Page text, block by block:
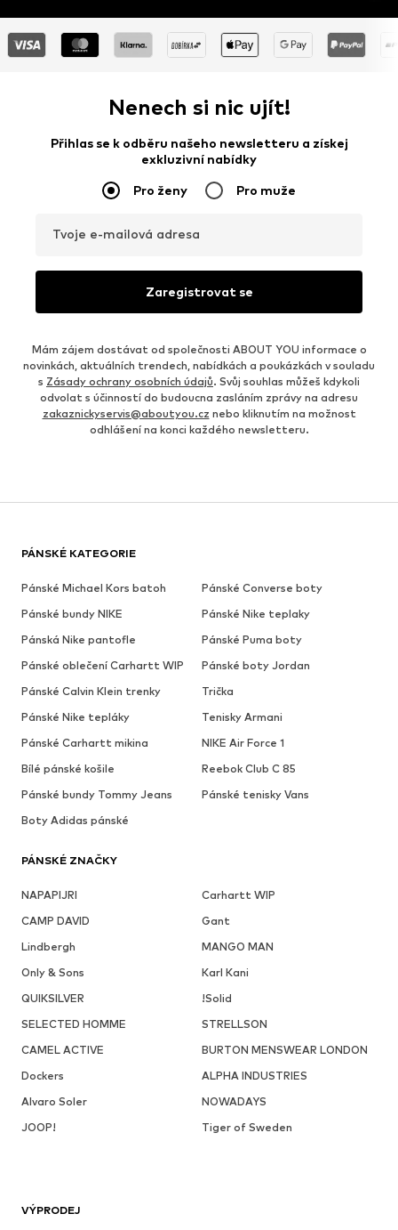
Nenech si nic ujít!
Přihlas se k odběru našeho newsletteru a získej
exkluzivní nabídky
Pro ženy Pro muže
Tvoje e-mailová adresa
Zaregistrovat se
Mám zájem dostávat od společnosti ABOUT YOU informace o
novinkách, aktuálních trendech, nabídkách a poukázkách v souladu
s Zásady ochrany osobních údajů. Svůj souhlas můžeš kdykoli
odvolat s účinností do budoucna zasláním zprávy na adresu
zakaznickyservis@aboutyou.cz nebo kliknutím na možnost
odhlášení na konci každého newsletteru.
PÁNSKÉ KATEGORIE
Pánské Michael Kors batoh
Pánské Converse boty
Pánské bundy NIKE
Pánské Nike teplaky
Pánská Nike pantofle
Pánské Puma boty
Pánské oblečení Carhartt WIP
Pánské boty Jordan
Pánské Calvin Klein trenky
Trička
Pánské Nike tepláky
Tenisky Armani
Pánské Carhartt mikina
NIKE Air Force 1
Bílé pánské košile
Reebok Club C 85
Pánské bundy Tommy Jeans
Pánské tenisky Vans
Boty Adidas pánské
PÁNSKÉ ZNAČKY
NAPAPIJRI
Carhartt WIP
CAMP DAVID
Gant
Lindbergh
MANGO MAN
Only & Sons
Karl Kani
QUIKSILVER
!Solid
SELECTED HOMME
STRELLSON
CAMEL ACTIVE
BURTON MENSWEAR LONDON
Dockers
ALPHA INDUSTRIES
Alvaro Soler
NOWADAYS
JOOP!
Tiger of Sweden
VÝPRODEJ